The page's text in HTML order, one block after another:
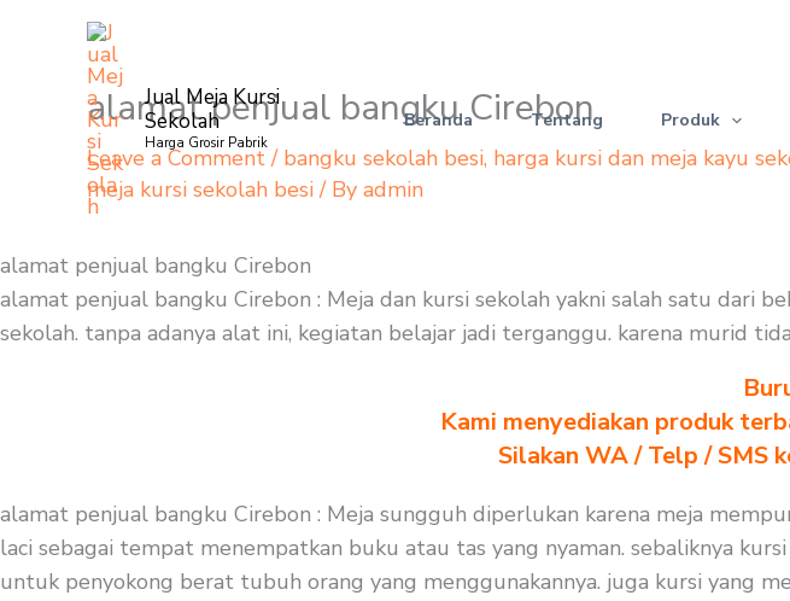
Jual Meja Kursi
Sekolah
Harga Grosir Pabrik
Beranda Tentang Produk
alamat penjual bangku Cirebon
Leave a Comment / bangku sekolah besi, harga kursi dan meja kayu
meja kursi sekolah besi/ By admin
alamat penjual bangku Cirebon
alamat penjual bangku Cirebon : Meja dan kursi sekolah yakni salah satu dari
sekolah. tanpa adanya alat ini, kegiatan belajar jadi terganggu. karena murid
Kami menyediakan produk
Silakan WA / Telp / SMS
alamat penjual bangku Cirebon : Meja sungguh diperlukan karena meja
laci sebagai tempat menempatkan buku atau tas yang nyaman. sebaliknya
untuk penyokong berat tubuh orang yang menggunakannya. juga kursi yang